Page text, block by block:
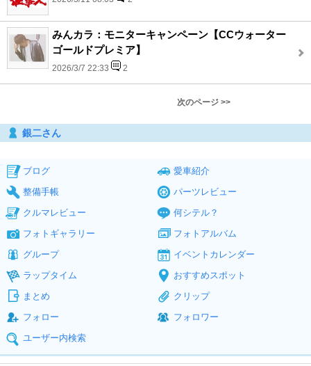
みんカラ：モニターキャンペーン【CCウォーター
ゴールドプレミア】
2026/3/7 22:33 2
次のページ >>
銀二さん
ブログ
愛車紹介
整備手帳
パーツレビュー
クルマレビュー
何シテル？
フォトギャラリー
フォトアルバム
グループ
イベントカレンダー
ラップタイム
おすすめスポット
まとめ
クリップ
フォロー
フォロワー
ユーザー内検索